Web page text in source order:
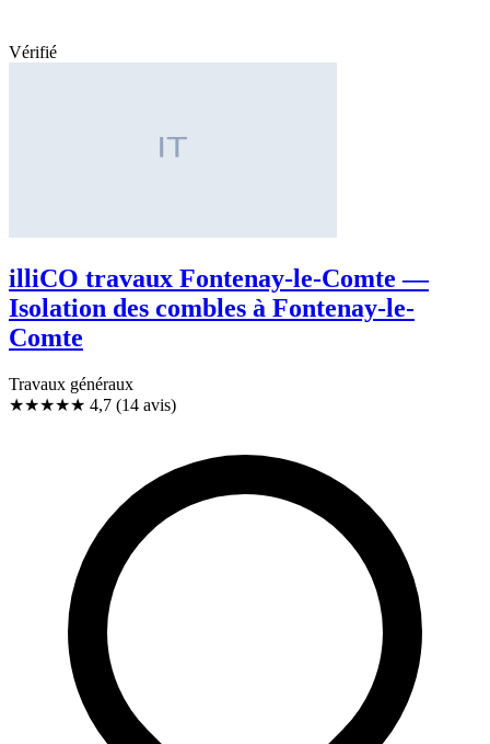
Vérifié
illiCO travaux Fontenay-le-Comte —
Isolation des combles à Fontenay-le-
Comte
Travaux généraux
★★★★★ 4,7 (14 avis)